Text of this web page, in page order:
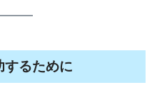
するために